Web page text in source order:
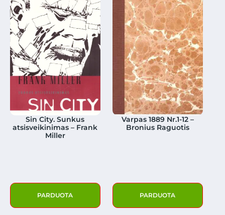
Sin City. Sunkus
atsisveikinimas – Frank
Miller
PARDUOTA
Varpas 1889 Nr.1-12 –
Bronius Raguotis
PARDUOTA